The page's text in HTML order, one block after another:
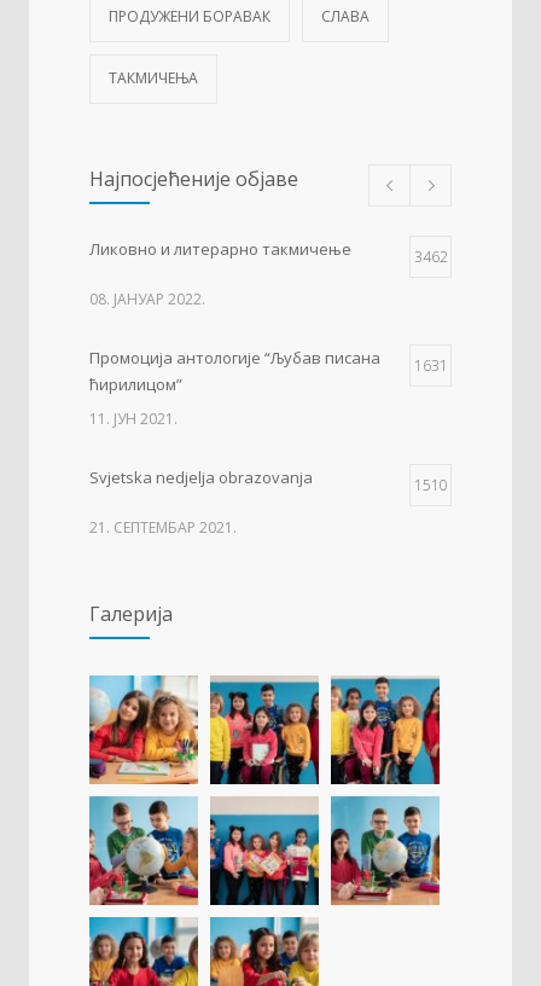
ПРОДУЖЕНИ БОРАВАК СЛАВА
ТАКМИЧЕЊА
Најпосјећеније објаве
Ликовно и литерарно такмичење 3462
08. ЈАНУАР 2022.
Промоција антологије “Љубав писана
ћирилицом”
1631
11. ЈУН 2021.
Svjetska nedjelja obrazovanja 1510
21. СЕПТЕМБАР 2021.
09. ОКТОБАР 2021.
Прва награда на понос Града Добоја 1427
22. МАРТ 2021.
Дан матерњег језика 1307
23. ФЕБРУАР 2021.
Концентрациони логор Јасеновац (1941-
1945)
23. АПРИЛ 2021.
Галерија